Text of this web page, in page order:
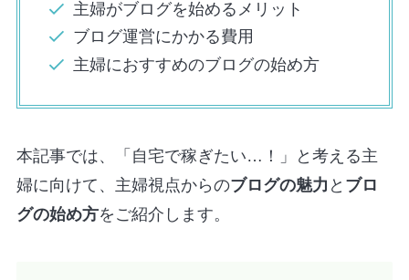
主婦がブログを始めるメリット
ブログ運営にかかる費用
主婦におすすめのブログの始め方
本記事では、「自宅で稼ぎたい…！」と考える主
婦に向けて、主婦視点からのブログの魅力 と ブロ
グの始め方をご紹介します。